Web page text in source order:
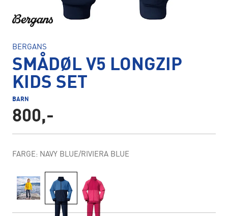
BERGANS
SMÅDØL V5 LONGZIP
KIDS SET
BARN
800,-
FARGE: NAVY BLUE/RIVIERA BLUE